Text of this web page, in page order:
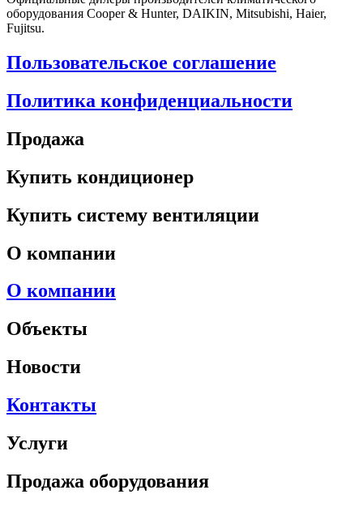
оборудования Cooper & Hunter, DAIKIN, Mitsubishi, Haier,
Fujitsu.
Пользовательское соглашение
Политика конфиденциальности
Продажа
Купить кондиционер
Купить систему вентиляции
О компании
О компании
Объекты
Новости
Контакты
Услуги
Продажа оборудования